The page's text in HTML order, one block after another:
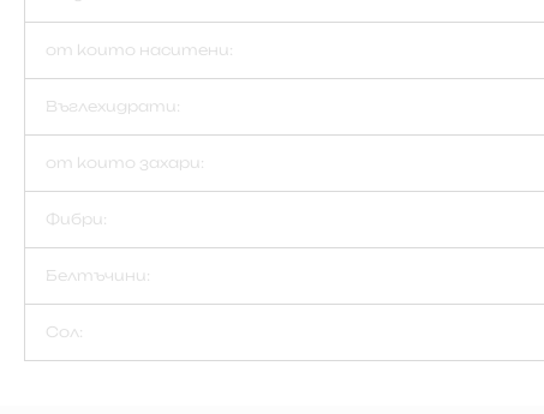
от които наситени:
Въглехидрати:
от които захари:
Фибри:
Белтъчини:
Сол: